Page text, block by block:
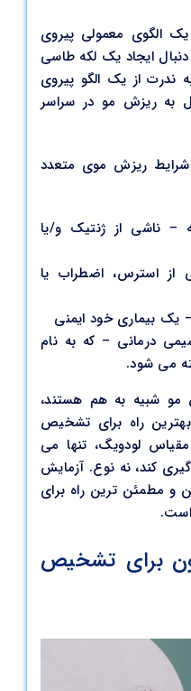
الگوی معمولی پیروی
ایجاد یک لکه طاسی
ندرت از یک الگو پیروی
به ریزش مو در سراسر
شرایط ریزش موی متعدد
– ناشی از ژنتیک و/یا
از استرس، اضطراب یا
یک بیماری خود ایمنی
درمانی – که به نام
می شود.
مو شبیه به هم هستند،
راه برای تشخیص
لودویگ، تنها می
کند، نه نوع. آزمایش
و مطمئن ترین راه برای
برای تشخیص